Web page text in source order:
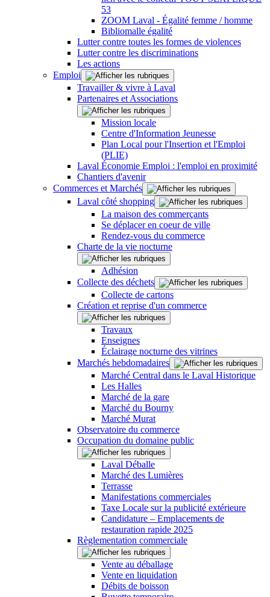
53
ZOOM Laval - Égalité femme / homme
Bibliomalle égalité
Lutter contre toutes les formes de violences
Lutter contre les discriminations
Les actions
Emploi
Travailler & vivre à Laval
Partenaires et Associations
Mission locale
Centre d'Information Jeunesse
Plan Local pour l'Insertion et l'Emploi
(PLIE)
Laval Économie Emploi : l'emploi en proximité
Chantiers d'avenir
Commerces et Marchés
Laval côté shopping
La maison des commerçants
Se déplacer en coeur de ville
Rendez-vous du commerce
Charte de la vie nocturne
Adhésion
Collecte des déchets
Collecte de cartons
Création et reprise d'un commerce
Travaux
Enseignes
Éclairage nocturne des vitrines
Marchés hebdomadaires
Marché Central dans le Laval Historique
Les Halles
Marché de la gare
Marché du Bourny
Marché Murat
Observatoire du commerce
Occupation du domaine public
Laval Déballe
Marché des Lumières
Terrasse
Manifestations commerciales
Taxe Locale sur la publicité extérieure
Candidature – Emplacements de
restauration rapide 2025
Règlementation commerciale
Vente au déballage
Vente en liquidation
Débits de boisson